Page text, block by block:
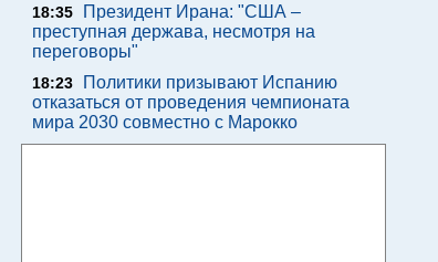
18:35
Президент Ирана: "США –
преступная держава, несмотря на
переговоры"
18:23
Политики призывают Испанию
отказаться от проведения чемпионата
мира 2030 совместно с Марокко